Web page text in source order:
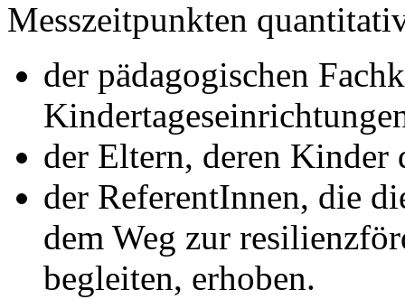
Messzeitpunkten
der pädagogischen
der Eltern, deren Kinder
der ReferentInnen, die
dem Weg zur
begleiten, erhoben.